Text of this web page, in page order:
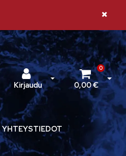
Sulje
Kirjaudu
Avaa kirjautuminen
0
0,00 €
YHTEYSTIEDOT